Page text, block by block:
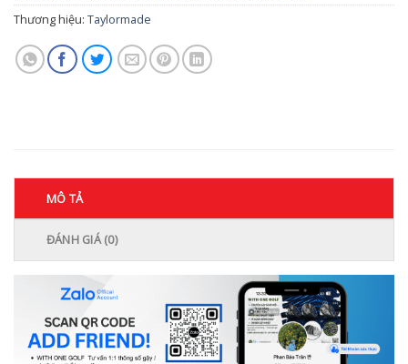
Thương hiệu: Taylormade
MÔ TẢ
ĐÁNH GIÁ (0)